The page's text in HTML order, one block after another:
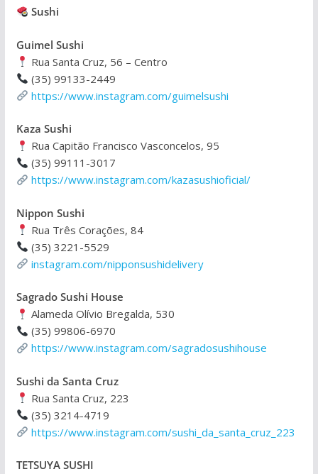
Sushi
Guimel Sushi
Rua Santa Cruz, 56 – Centro
(35) 99133-2449
https://www.instagram.com/guimelsushi
Kaza Sushi
Rua Capitão Francisco Vasconcelos, 95
(35) 99111-3017
https://www.instagram.com/kazasushioficial/
Nippon Sushi
Rua Três Corações, 84
(35) 3221-5529
instagram.com/nipponsushidelivery
Sagrado Sushi House
Alameda Olívio Bregalda, 530
(35) 99806-6970
https://www.instagram.com/sagradosushihouse
Sushi da Santa Cruz
Rua Santa Cruz, 223
(35) 3214-4719
https://www.instagram.com/sushi_da_santa_cruz_223
TETSUYA SUSHI